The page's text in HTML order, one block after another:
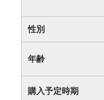
性別
年齢
購入予定時期